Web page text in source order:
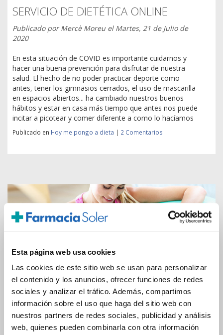
Esta página web usa cookies
Las cookies de este sitio web se usan para personalizar
el contenido y los anuncios, ofrecer funciones de redes
sociales y analizar el tráfico. Además, compartimos
información sobre el uso que haga del sitio web con
nuestros partners de redes sociales, publicidad y análisis
web, quienes pueden combinarla con otra información
SERVICIO DE DIETÉTICA ONLINE
Publicado porMercè Moreu el Martes, 21 de Julio de
2020
En esta situación de COVID es importante cuidarnos y
hacer una buena prevención para disfrutar de nuestra
salud. El hecho de no poder practicar deporte como
antes, tener los gimnasios cerrados, el uso de mascarilla
en espacios abiertos... ha cambiado nuestros buenos
hábitos y estar en casa más tiempo que antes nos puede
incitar a picotear y comer diferente a como lo hacíamos
Publicado en Hoy me pongo a dieta | 2 Comentarios
RECOMENDACIÓN ALIMENTARIA EN EL
DEPORTISTA AMATEUR
Publicado por
Viernes, 10 de Julio de
2020
Hoy quiero hablarte sobre las recomendaciones sobre la